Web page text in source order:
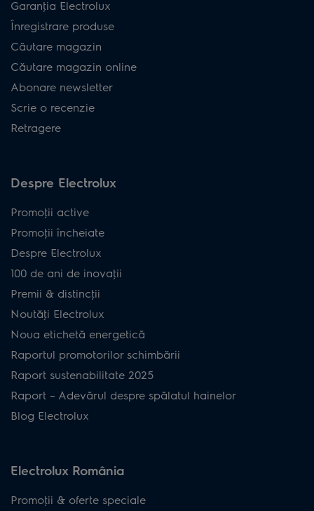
Garanţia Electrolux
Înregistrare produse
Căutare magazin
Căutare magazin online
Abonare newsletter
Scrie o recenzie
Retragere
Despre Electrolux
Promoţii active
Promoţii încheiate
Despre Electrolux
100 de ani de inovaţii
Premii & distincţii
Noutăţi Electrolux
Noua etichetă energetică
Raportul promotorilor schimbării
Raport sustenabilitate 2025
Raport – Adevărul despre spălatul hainelor
Blog Electrolux
Electrolux România
Promoţii & oferte speciale